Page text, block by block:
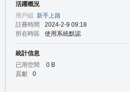
活躍概況
用戶組 新手上路
註冊時間
2024-2-9 09:18
所在時區
使用系統默認
統計信息
已用空間
0 B
貢獻
0